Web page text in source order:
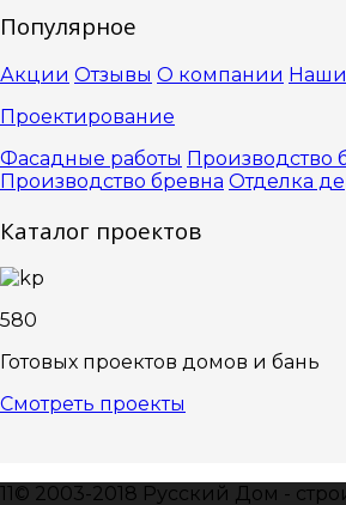
Популярное
Акции Отзывы О компании Наши
Проектирование
Фасадные работы Производство
Производство бревна Отделка
Каталог проектов
580
Готовых проектов домов и бань
Смотреть проекты
11© 2003-2018 Русский Дом -